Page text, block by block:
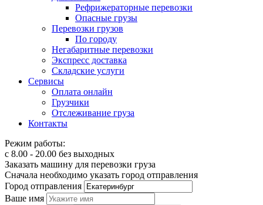
Рефрижераторные перевозки
Опасные грузы
Перевозки грузов
По городу
Негабаритные перевозки
Экспресс доставка
Складские услуги
Сервисы
Оплата онлайн
Грузчики
Отслеживание груза
Контакты
Режим работы:
с 8.00 - 20.00 без выходных
Заказать машину для перевозки груза
Сначала необходимо указать город отправления
Город отправления
Ваше имя